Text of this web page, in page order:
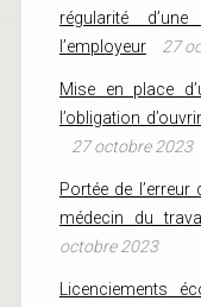
régularité
l’employeur
27
Mise en place
l’obligation
27 octobre 2023
Portée de l’erreur
médecin du
octobre 2023
Licenciements